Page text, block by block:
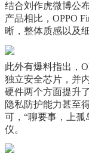
结合刘作虎微博公
产品相比，OPPO
晰，整体质感以及
此外有爆料指出，
独立安全芯片，并
硬件两个方面提升
隐私防护能力甚至
可，“聊要事，上
仪。